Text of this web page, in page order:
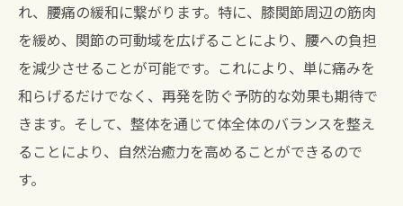
れ、腰痛の緩和に繋がります。特に、膝関節周辺の筋肉
を緩め、関節の可動域を広げることにより、腰への負担
を減少させることが可能です。これにより、単に痛みを
和らげるだけでなく、再発を防ぐ予防的な効果も期待で
きます。そして、整体を通じて体全体のバランスを整え
ることにより、自然治癒力を高めることができるので
す。